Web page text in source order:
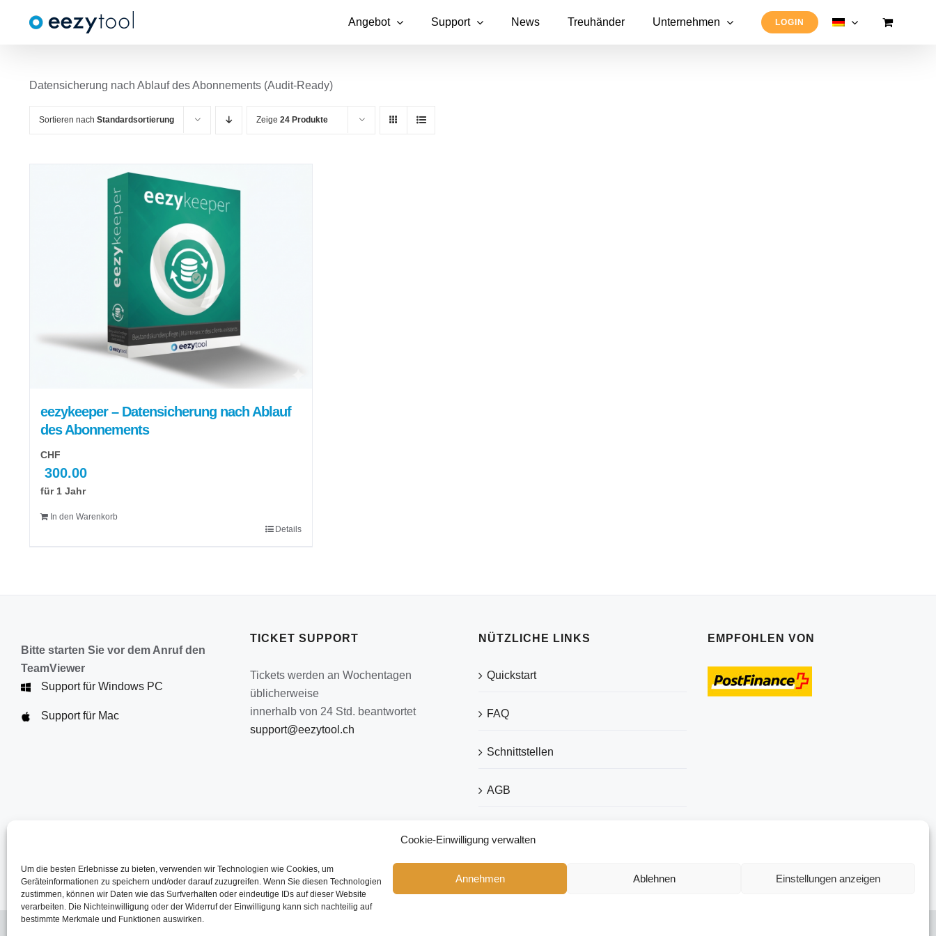
Cookie-Einwilligung verwalten
Um die besten Erlebnisse zu bieten, verwenden wir Technologien wie Cookies, um
Geräteinformationen zu speichern und/oder darauf zuzugreifen. Wenn Sie diesen Technologien
zustimmen, können wir Daten wie das Surfverhalten oder eindeutige IDs auf dieser Website
verarbeiten. Die Nichteinwilligung oder der Widerruf der Einwilligung kann sich nachteilig auf
bestimmte Merkmale und Funktionen auswirken.
Annehmen Ablehnen Einstellungen anzeigen
Angebot Support News Treuhänder Unternehmen LOGIN
Datensicherung nach Ablauf des Abonnements (Audit-Ready)
Sortieren nach Standardsortierung Zeige 24 Produkte
eezykeeper – Datensicherung nach Ablauf
des Abonnements
CHF
300.00
für 1 Jahr
In den Warenkorb
Details
Bitte starten Sie vor dem Anruf den
TeamViewer
Support für Windows PC
Support für Mac
TICKET SUPPORT
Tickets werden an Wochentagen
üblicherweise
innerhalb von 24 Std. beantwortet
support@eezytool.ch
NÜTZLICHE LINKS
Quickstart
FAQ
Schnittstellen
AGB
Impressum
EMPFOHLEN VON